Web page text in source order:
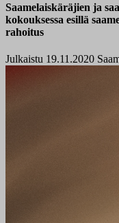
Saamelaiskäräjien ja
kokouksessa esillä
rahoitus
Julkaistu 19.11.2020